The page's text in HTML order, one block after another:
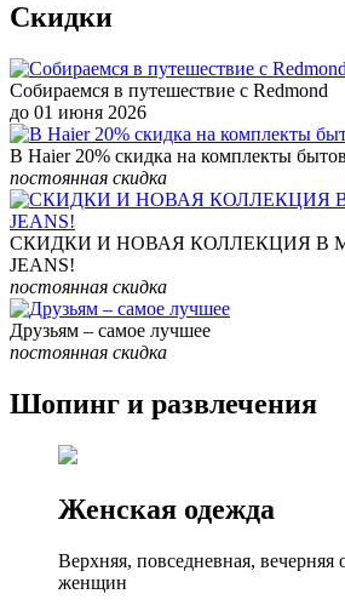
Скидки
Собираемся в путешествие с Redmond
до 01 июня 2026
В Haier 20% скидка на комплекты
постоянная скидка
СКИДКИ И НОВАЯ КОЛЛЕКЦИЯ В
JEANS!
постоянная скидка
Друзьям – самое лучшее
постоянная скидка
Шопинг и развлечения
Женская одежда
Верхняя, повседневная, вечерняя
женщин